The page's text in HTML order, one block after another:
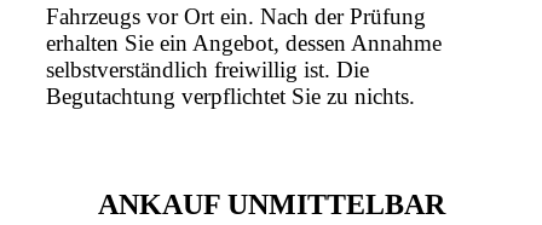
Fahrzeugs vor Ort ein. Nach der Prüfung
erhalten Sie ein Angebot, dessen Annahme
selbstverständlich freiwillig ist. Die
Begutachtung verpflichtet Sie zu nichts.
ANKAUF UNMITTELBAR